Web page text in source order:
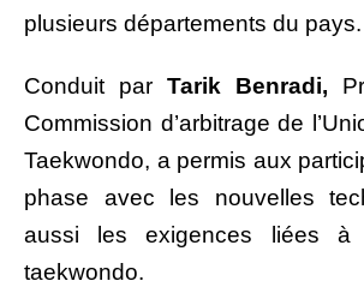
plusieurs départements du pays.
Conduit par Tarik Benradi,
Commission d’arbitrage de
Taekwondo, a permis aux
phase avec les nouvelles
aussi les exigences liées à
taekwondo.